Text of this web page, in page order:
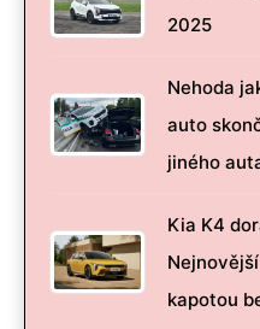
2025
Nehoda
auto
jiného
Kia K4
kapotou